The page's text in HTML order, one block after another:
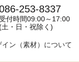
253-8337
付時間09:00～17:00
土・日・祝除く)
イン（素材）について